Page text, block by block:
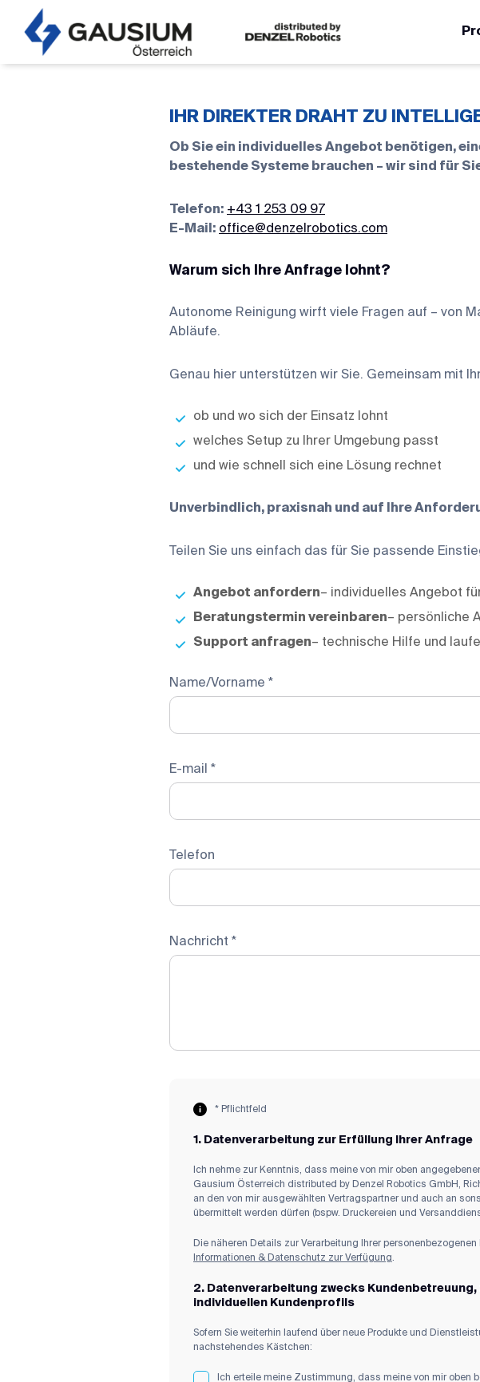
IHR DIREKTER DRAHT ZU
Ob Sie ein individuelles Angebot benötigen,
bestehende Systeme brauchen – wir sind für
Telefon: +43 1 253 09 97
E-Mail: office@denzelrobotics.com
Warum sich Ihre Anfrage lohnt?
Autonome Reinigung wirft viele Fragen auf – von
Abläufe.
Genau hier unterstützen wir Sie. Gemeinsam mit
ob und wo sich der Einsatz lohnt
welches Setup zu Ihrer Umgebung passt
und wie schnell sich eine Lösung rechnet
Unverbindlich, praxisnah und auf Ihre
Teilen Sie uns einfach das für Sie passende
Angebot anfordern– individuelles Angebot
Beratungstermin vereinbaren– persönliche
Support anfragen– technische Hilfe und
Name/Vorname *
E-mail *
Telefon
Nachricht *
* Pflichtfeld
1. Datenverarbeitung zur Erfüllung Ihrer Anfrage
Ich nehme zur Kenntnis, dass meine von mir oben
Gausium Österreich distributed by Denzel Robotics GmbH,
an den von mir ausgewählten Vertragspartner und auch an
übermittelt werden dürfen (bspw. Druckereien und
Die näheren Details zur Verarbeitung Ihrer
Informationen & Datenschutz zur Verfügung.
2. Datenverarbeitung zwecks
individuellen Kundenprofils
Sofern Sie weiterhin laufend über neue Produkte und
nachstehendes Kästchen:
Ich erteile meine Zustimmung, dass meine von mir oben